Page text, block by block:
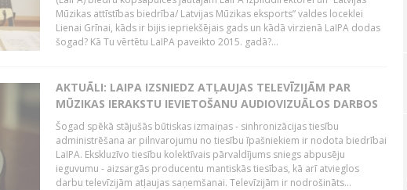
Mūzikas attīstības biedrība/ Latvijas Mūzikas eksports” valdes loceklei
Lienai Grīnai, kāds ir bijis iepriekšējais gads un kādā virzienā LaIPA dodas
šogad? Kā Tu vērtētu LaIPA paveikto 2015. gadā?...
AKTUĀLI: LAIPA IZSNIEDZ ATĻAUJAS TELEVĪZIJĀM PAR
MŪZIKAS IERAKSTU IEVIETOŠANU AUDIOVIZUĀLOS DARBOS
Šogad spēkā stājušās būtiskas izmaiņas - sinhronizācijas tiesību
administrēšana ar pilnvarojumu no tiesību īpašniekiem ir nodota biedrībai
LaIPA. Ekskluzīvo tiesību kolektīvais pārvaldījums sniegs abpusēju
ieguvumu - aizsargās producentu mantiskās tiesības, kā arī atvieglos
darbu televīzijām atļaujas saņemšanai. Televīzijām ir nodrošināts...